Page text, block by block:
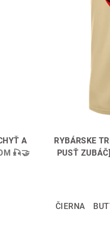
A
🎣🤝
RYBÁRSKE
PUSŤ ZUBÁČ]
ČIERNA